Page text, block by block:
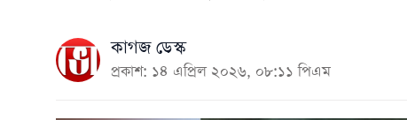
কাগজ ডেস্ক
প্রকাশ: ১৪ এপ্রিল ২০২৬, ০৮:১১ পিএম